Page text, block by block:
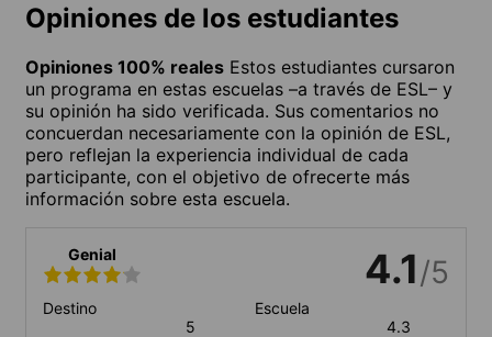
Opiniones de los estudiantes
Opiniones 100% reales Estos estudiantes cursaron
un programa en estas escuelas –a través de ESL– y
su opinión ha sido verificada. Sus comentarios no
concuerdan necesariamente con la opinión de ESL,
pero reflejan la experiencia individual de cada
participante, con el objetivo de ofrecerte más
información sobre esta escuela.
Genial 4.1/5
Destino
5
Escuela
4.3